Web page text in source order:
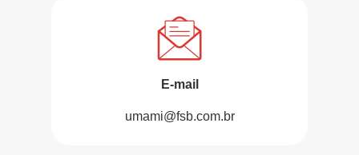
E-mail
umami@fsb.com.br